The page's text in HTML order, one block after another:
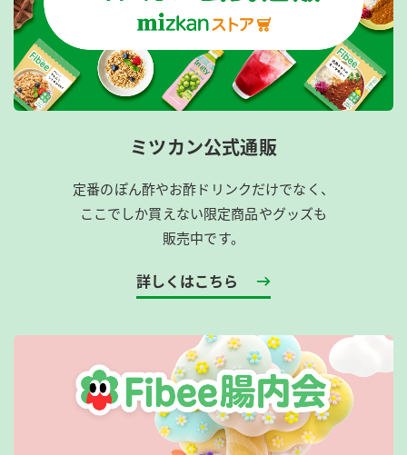
ミツカン公式通販
定番のぽん酢やお酢ドリンクだけでなく、
ここでしか買えない限定商品やグッズも
販売中です。
詳しくはこちら